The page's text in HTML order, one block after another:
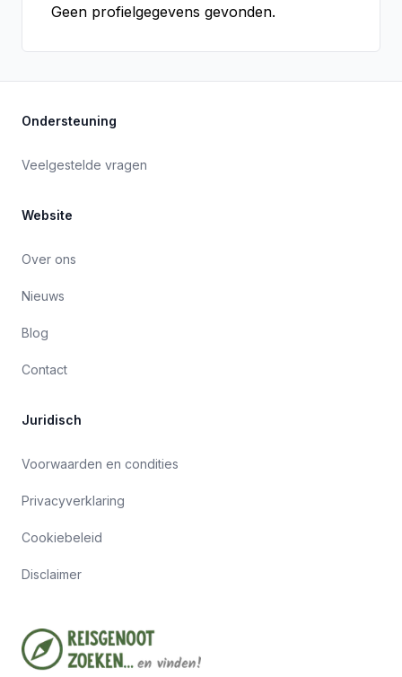
Geen profielgegevens gevonden.
Ondersteuning
Veelgestelde vragen
Website
Over ons
Nieuws
Blog
Contact
Juridisch
Voorwaarden en condities
Privacyverklaring
Cookiebeleid
Disclaimer